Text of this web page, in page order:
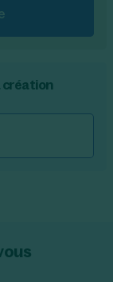
création